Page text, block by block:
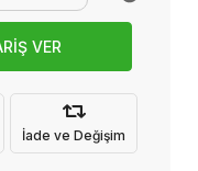
VER
İade ve Değişim